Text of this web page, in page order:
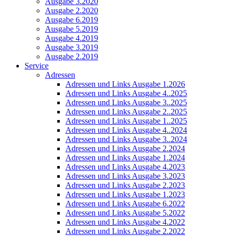
Ausgabe 2.2020
Ausgabe 6.2019
Ausgabe 5.2019
Ausgabe 4.2019
Ausgabe 3.2019
Ausgabe 2.2019
Service
Adressen
Adressen und Links Ausgabe 1.2026
Adressen und Links Ausgabe 4..2025
Adressen und Links Ausgabe 3..2025
Adressen und Links Ausgabe 2..2025
Adressen und Links Ausgabe 1..2025
Adressen und Links Ausgabe 4..2024
Adressen und Links Ausgabe 3..2024
Adressen und Links Ausgabe 2.2024
Adressen und Links Ausgabe 1.2024
Adressen und Links Ausgabe 4.2023
Adressen und Links Ausgabe 3.2023
Adressen und Links Ausgabe 2.2023
Adressen und Links Ausgabe 1.2023
Adressen und Links Ausgabe 6.2022
Adressen und Links Ausgabe 5.2022
Adressen und Links Ausgabe 4.2022
Adressen und Links Ausgabe 2.2022